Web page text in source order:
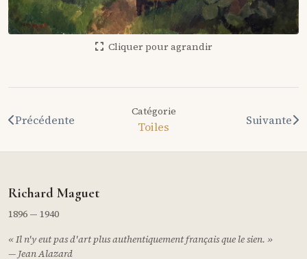
Cliquer pour agrandir
Précédente
Catégorie
Toiles Suivante
Richard Maguet
1896 — 1940
« Il n'y eut pas d'art plus authentiquement français que le sien. »
— Jean Alazard